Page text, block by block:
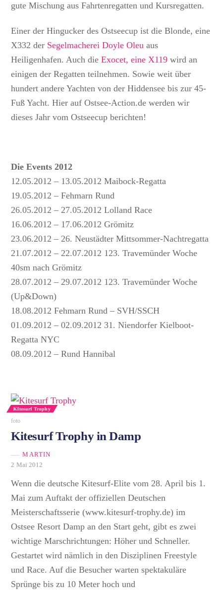
gute Mischung aus Fahrtenregatten und Kursregatten.
Einer der Hingucker des Ostseecup ist die Blonde, eine
X332 der Segelmacherei Doyle Oleu aus
Heiligenhafen. Auch dieExocet, eine X119 wird an
einigen der Regatten teilnehmen. Sowie weit über
hundert andere Yachten von der Hiddensee bis zur 45-
Fuß Yacht. Hier auf Ostsee-Action.de werden wir
dieses Jahr vom Ostseecup berichten!
Die Events 2012
12.05.2012 – 13.05.2012 Maibock-Regatta
19.05.2012 – Fehmarn Rund
26.05.2012 – 27.05.2012 Lolland Race
16.06.2012 – 17.06.2012 Grömitz
23.06.2012 – 26. Neustädter Mittsommer-Nachtregatta
21.07.2012 – 22.07.2012 123. Travemünder Woche
40sm nach Grömitz
28.07.2012 – 29.07.2012 123. Travemünder Woche
(Up&Down)
18.08.2012 Fehmarn Rund – SVH/SSCH
01.09.2012 – 02.09.2012 31. Niendorfer Kielboot-
Regatta NYC
08.09.2012 – Rund Hannibal
KItesurf Trophy
foto
Kitesurf Trophy in Damp
MARTIN
2 Mai 2012
Wenn die deutsche Kitesurf-Elite vom 28. April bis 1.
Mai zum Auftakt der offiziellen Deutschen
Meisterschaftsserie (www.kitesurf-trophy.de) im
Ostsee Resort Damp an den Start geht, gibt es zwei
wichtige Marschrichtungen: Höher und Schneller.
Gestartet wird nämlich in den Disziplinen Freestyle
und Race. Auf die Besucher warten spektakuläre
Sprünge bis zu 10 Meter hoch und